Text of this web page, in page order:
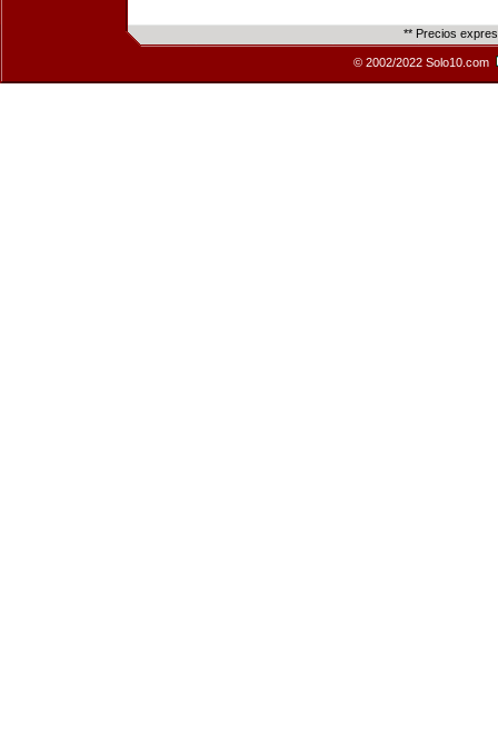
** Precios
© 2002/2022 Solo10.com